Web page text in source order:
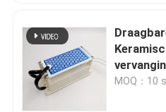
MOQ：10